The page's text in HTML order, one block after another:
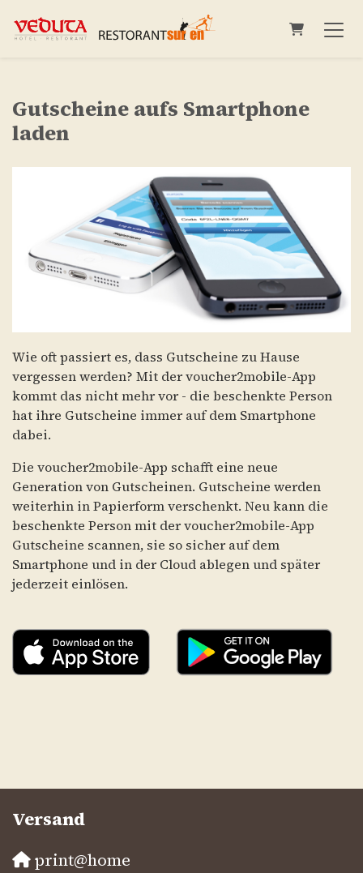
Warenkorb
Gutscheine aufs Smartphone
laden
Wie oft passiert es, dass Gutscheine zu Hause
vergessen werden? Mit der voucher2mobile-App
kommt das nicht mehr vor - die beschenkte Person
hat ihre Gutscheine immer auf dem Smartphone
dabei.
Die voucher2mobile-App schafft eine neue
Generation von Gutscheinen. Gutscheine werden
weiterhin in Papierform verschenkt. Neu kann die
beschenkte Person mit der voucher2mobile-App
Gutscheine scannen, sie so sicher auf dem
Smartphone und in der Cloud ablegen und später
jederzeit einlösen.
Versand
print@home